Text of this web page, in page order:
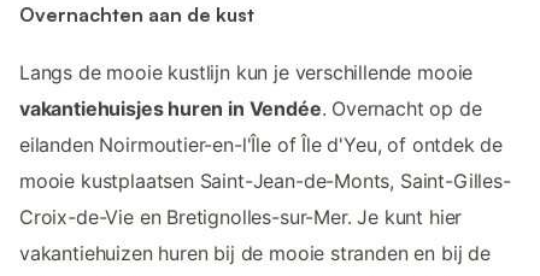
Overnachten aan de kust
Langs de mooie kustlijn kun je verschillende mooie
vakantiehuisjes huren in Vendée. Overnacht op de
eilanden Noirmoutier-en-l'Île of Île d'Yeu, of ontdek de
mooie kustplaatsen Saint-Jean-de-Monts, Saint-Gilles-
Croix-de-Vie en Bretignolles-sur-Mer. Je kunt hier
vakantiehuizen huren bij de mooie stranden en bij de